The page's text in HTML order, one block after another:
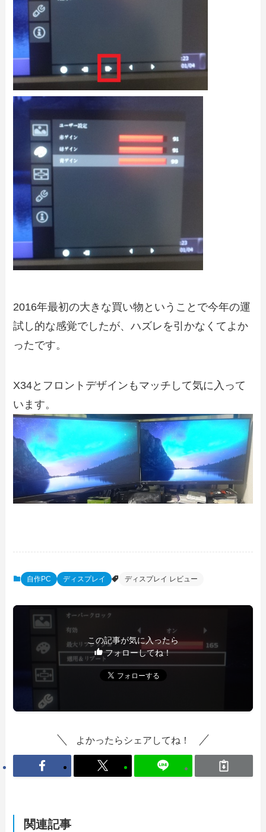
2016年最初の大きな買い物ということで今年の運
試し的な感覚でしたが、ハズレを引かなくてよか
ったです。
X34とフロントデザインもマッチして気に入って
います。
自作PC ディスプレイ ディスプレイ レビュー
この記事が気に入ったら
フォローしてね！
よかったらシェアしてね！
関連記事